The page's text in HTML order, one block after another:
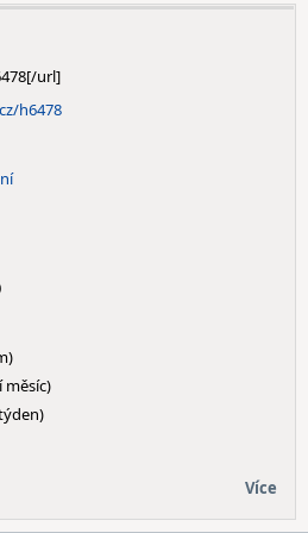
h6478
měsíc)
Více